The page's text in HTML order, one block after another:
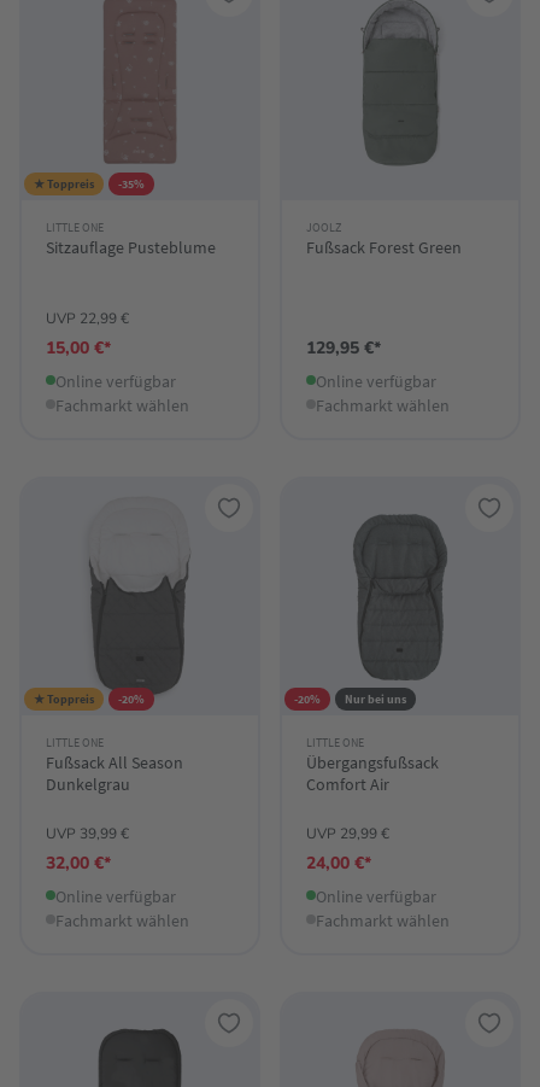
★ Toppreis -35%
LITTLE ONE
Sitzauflage Pusteblume
UVP 22,99 €
15,00 €*
Online verfügbar
Fachmarkt wählen
JOOLZ
Fußsack Forest Green
129,95 €*
Online verfügbar
Fachmarkt wählen
★ Toppreis -20%
LITTLE ONE
Fußsack All Season
Dunkelgrau
UVP 39,99 €
32,00 €*
Online verfügbar
Fachmarkt wählen
-20% Nur bei uns
LITTLE ONE
Übergangsfußsack
Comfort Air
UVP 29,99 €
24,00 €*
Online verfügbar
Fachmarkt wählen